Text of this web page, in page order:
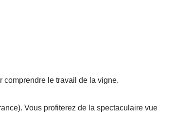
le travail de la vigne.
Vous profiterez de la spectaculaire vue